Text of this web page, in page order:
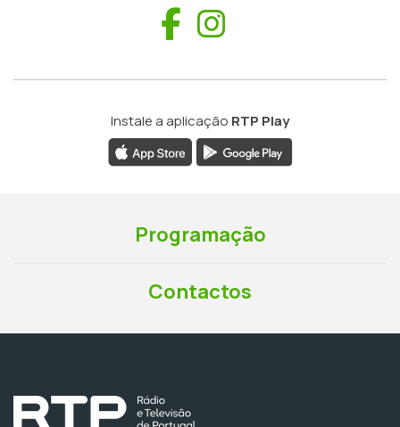
Facebook
Instale a aplicação RTP Play
Programação
Contactos